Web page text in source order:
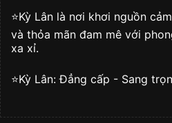
⭐️Kỳ Lân là nơi khơi nguồn
và thỏa mãn đam mê với
xa xỉ.
⭐️Kỳ Lân: Đẳng cấp - Sang